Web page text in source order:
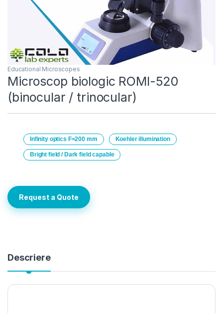
Educational Microscopes
Microscop biologic ROMI-520
(binocular / trinocular)
Infinity optics F=200 mm Koehler illumination
Bright field / Dark field capable
Request a Quote
Descriere